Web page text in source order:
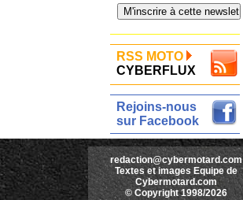
RSS MOTO
CYBERFLUX
Rejoins-nous
sur Facebook
redaction@cybermotard.com
Textes et images Equipe de
Cybermotard.com
© Copyright 1998/2026